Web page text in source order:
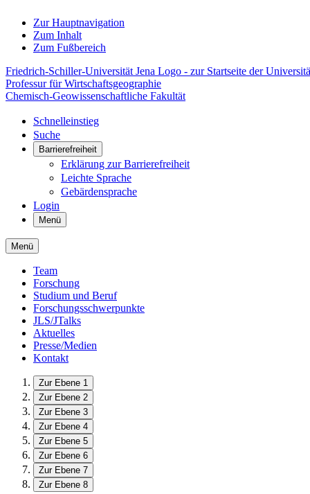
Zur Hauptnavigation
Zum Inhalt
Zum Fußbereich
Friedrich-Schiller-Universität Jena Logo - zur Startseite der
Professur für Wirtschaftsgeographie
Chemisch-Geowissenschaftliche Fakultät
Schnelleinstieg
Suche
Barrierefreiheit
Erklärung zur Barrierefreiheit
Leichte Sprache
Gebärdensprache
Login
Menü
Menü
Team
Forschung
Studium und Beruf
Forschungsschwerpunkte
JLS/JTalks
Aktuelles
Presse/Medien
Kontakt
Zur Ebene 1
Zur Ebene 2
Zur Ebene 3
Zur Ebene 4
Zur Ebene 5
Zur Ebene 6
Zur Ebene 7
Zur Ebene 8